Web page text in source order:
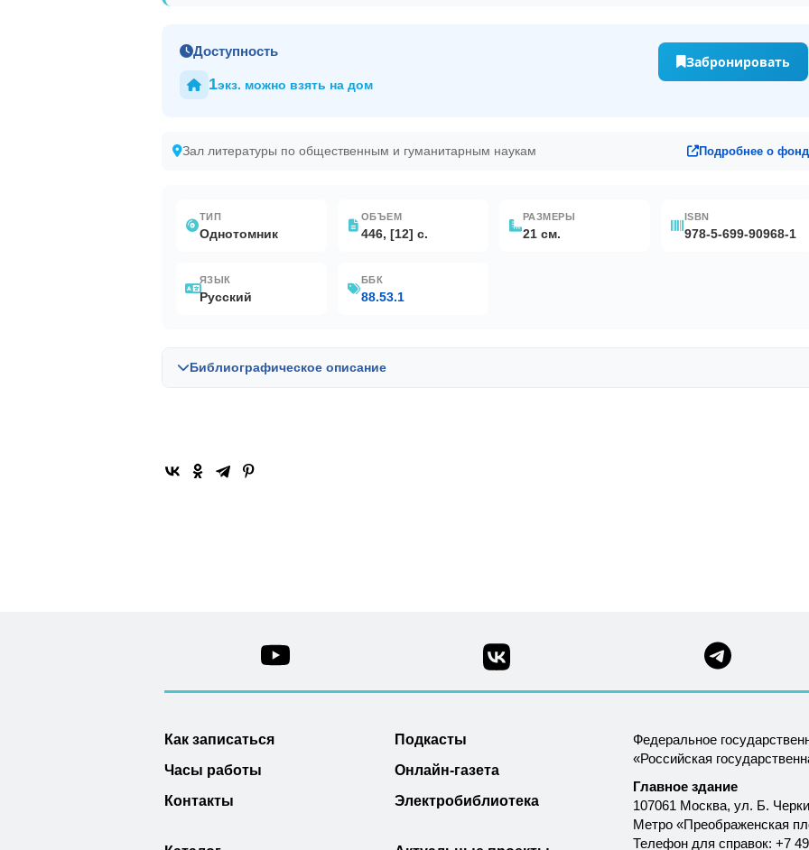
Доступность
1экз. можно взять на дом
Забронировать
Зал литературы по общественным и гуманитарным наукам Подробнее о
ТИП
Однотомник
ОБЪЕМ
446, [12] c.
РАЗМЕРЫ
21 см.
ISBN
978-5-699-90968-1
ЯЗЫК
Русский
ББК
88.53.1
Библиографическое описание
Как записаться
Часы работы
Контакты
Подкасты
Онлайн-газета
Электробиблиотека
Федеральное
«Российская
Главное здание
107061 Москва, ул. Б.
Метро «Преображенская
Телефон для справок: +7